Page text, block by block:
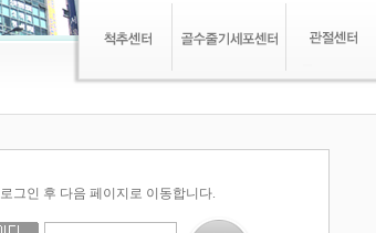
로그인 후 다음 페이지로 이동합니다.